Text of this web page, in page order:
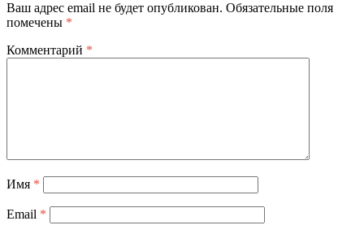
Ваш адрес email не будет опубликован. Обязательные поля
помечены *
Комментарий *
Имя *
Email *